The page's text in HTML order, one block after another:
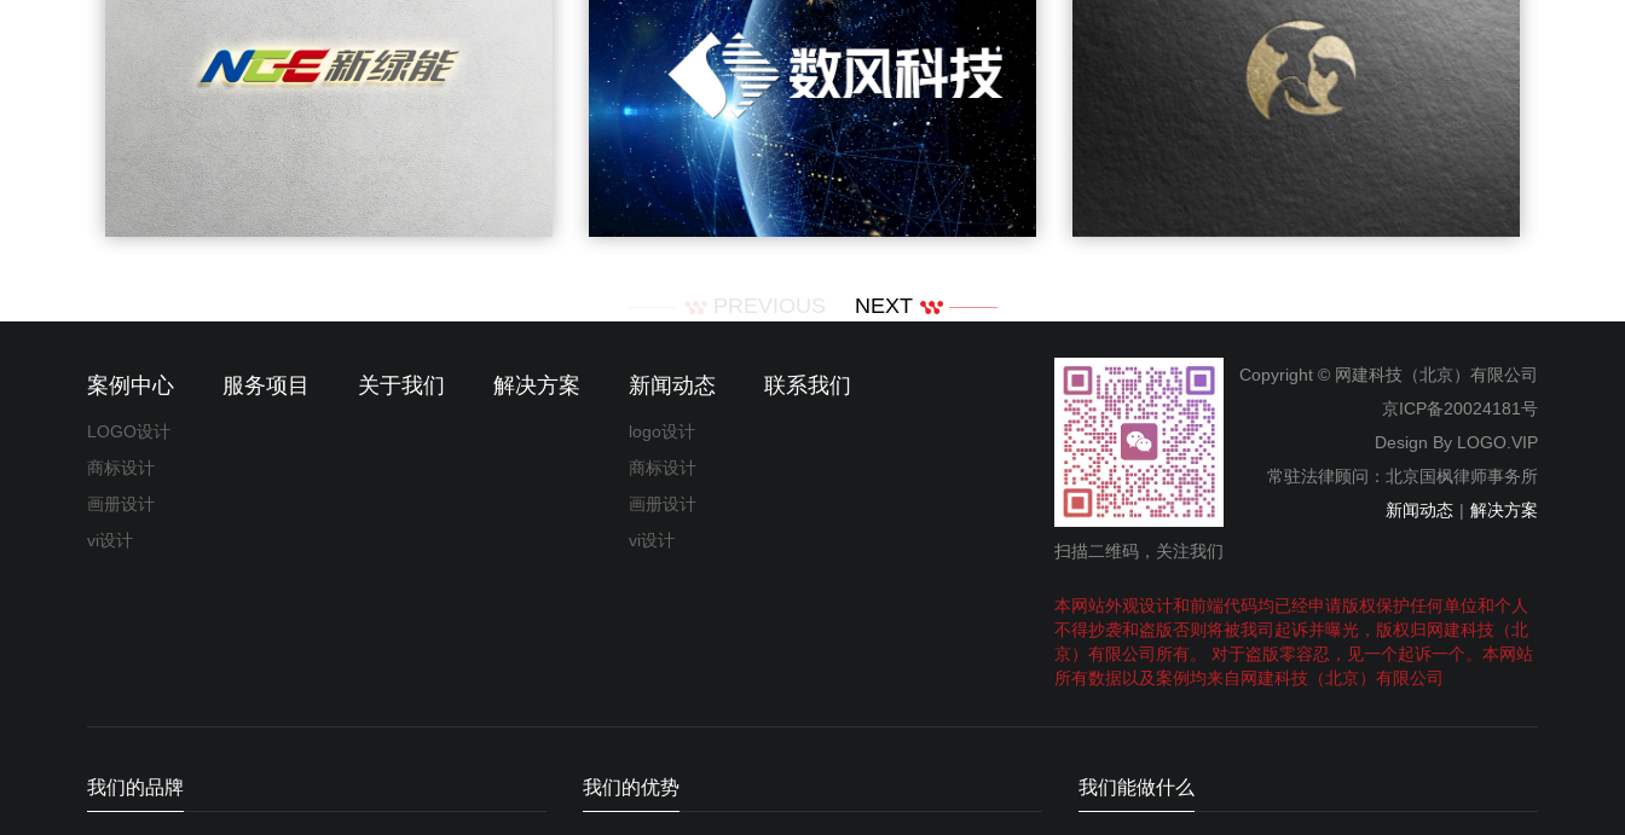
PREVIOUS NEXT
案例中心
LOGO设计
商标设计
画册设计
vi设计
服务项目 关于我们 解决方案 新闻动态
logo设计
商标设计
画册设计
vi设计
联系我们
扫描二维码，关注我们
Copyright © 网建科技（北京）有限公司
京ICP备20024181号
Design By LOGO.VIP
常驻法律顾问：北京国枫律师事务所
新闻动态 | 解决方案
本网站外观设计和前端代码均已经申请版权保护任何单位和个人
不得抄袭和盗版否则将被我司起诉并曝光，版权归网建科技（北
京）有限公司所有。 对于盗版零容忍，见一个起诉一个。本网站
所有数据以及案例均来自网建科技（北京）有限公司
我们的品牌 我们的优势 我们能做什么